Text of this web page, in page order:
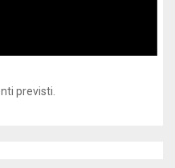
previsti.